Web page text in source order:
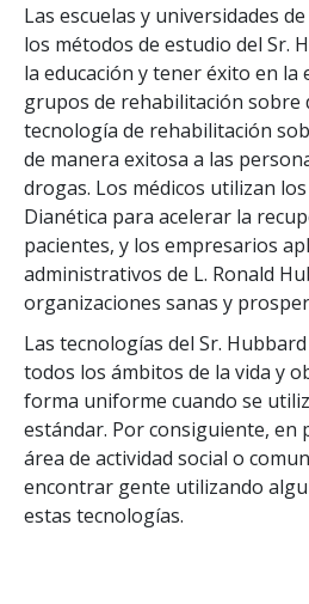
Las escuelas y universidades
los métodos de estudio del Sr.
la educación y tener éxito en la
grupos de rehabilitación sobre
tecnología de rehabilitación
de manera exitosa a las
drogas. Los médicos utilizan
Dianética para acelerar la
pacientes, y los empresarios
administrativos de L. Ronald
organizaciones sanas y
Las tecnologías del Sr.
todos los ámbitos de la vida y
forma uniforme cuando se
estándar. Por consiguiente, en
área de actividad social o
encontrar gente utilizando
estas tecnologías.